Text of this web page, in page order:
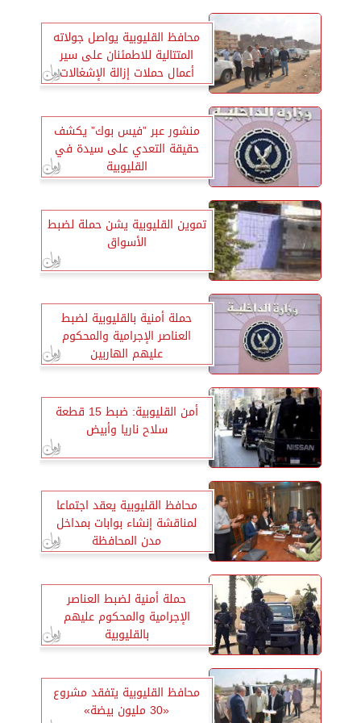
محافظ القليوبية يواصل جولاته
المتتالية للاطمئنان على سير
أعمال حملات إزالة الإشغالات
منشور عبر ”فيس بوك” يكشف
حقيقة التعدي على سيدة في
القليوبية
تموين القليوبية يشن حملة لضبط
الأسواق
حملة أمنية بالقليوبية لضبط
العناصر الإجرامية والمحكوم
عليهم الهاربين
أمن القليوبية: ضبط 15 قطعة
سلاح ناريا وأبيض
محافظ القليوبية يعقد اجتماعا
لمناقشة إنشاء بوابات بمداخل
مدن المحافظة
حملة أمنية لضبط العناصر
الإجرامية والمحكوم عليهم
بالقليوبية
محافظ القليوبية يتفقد مشروع
«30 مليون بيضة»